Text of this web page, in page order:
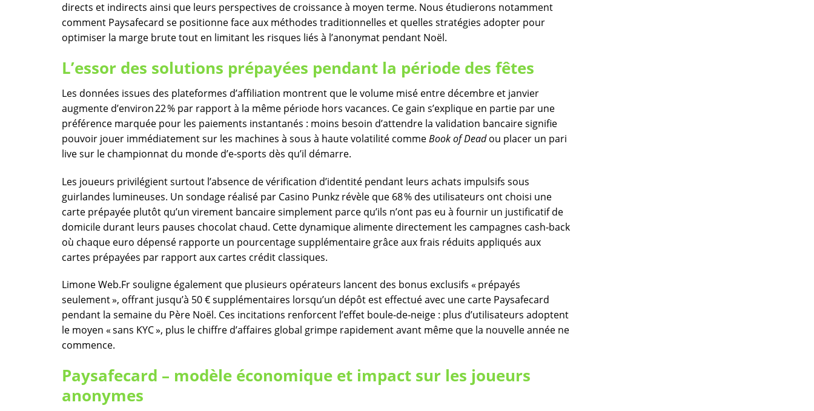
directs et indirects ainsi que leurs perspectives de croissance à moyen terme. Nous étudierons notamment
comment Paysafecard se positionne face aux méthodes traditionnelles et quelles stratégies adopter pour
optimiser la marge brute tout en limitant les risques liés à l’anonymat pendant Noël.
L’essor des solutions prépayées pendant la période des fêtes
Les données issues des plateformes d’affiliation montrent que le volume misé entre décembre et janvier
augmente d’environ 22 % par rapport à la même période hors vacances. Ce gain s’explique en partie par une
préférence marquée pour les paiements instantanés : moins besoin d’attendre la validation bancaire signifie
pouvoir jouer immédiatement sur les machines à sous à haute volatilité commeBook of Deadou placer un pari
live sur le championnat du monde d’e‑sports dès qu’il démarre.
Les joueurs privilégient surtout l’absence de vérification d’identité pendant leurs achats impulsifs sous
guirlandes lumineuses. Un sondage réalisé par Casino Punkz révèle que 68 % des utilisateurs ont choisi une
carte prépayée plutôt qu’un virement bancaire simplement parce qu’ils n’ont pas eu à fournir un justificatif de
domicile durant leurs pauses chocolat chaud. Cette dynamique alimente directement les campagnes cash‑back
où chaque euro dépensé rapporte un pourcentage supplémentaire grâce aux frais réduits appliqués aux
cartes prépayées par rapport aux cartes crédit classiques.
Limone Web.Fr souligne également que plusieurs opérateurs lancent des bonus exclusifs « prépayés
seulement », offrant jusqu’à 50 € supplémentaires lorsqu’un dépôt est effectué avec une carte Paysafecard
pendant la semaine du Père Noël. Ces incitations renforcent l’effet boule‑de‑neige : plus d’utilisateurs adoptent
le moyen « sans KYC », plus le chiffre d’affaires global grimpe rapidement avant même que la nouvelle année ne
commence.
Paysafecard – modèle économique et impact sur les joueurs
anonymes